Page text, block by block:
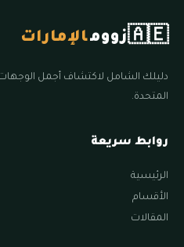
🇦🇪زوومالإمارات
دليلك الشامل لاكتشاف أجمل الوجهات
المتحدة.
روابط سريعة
الرئيسية
الأقسام
المقالات